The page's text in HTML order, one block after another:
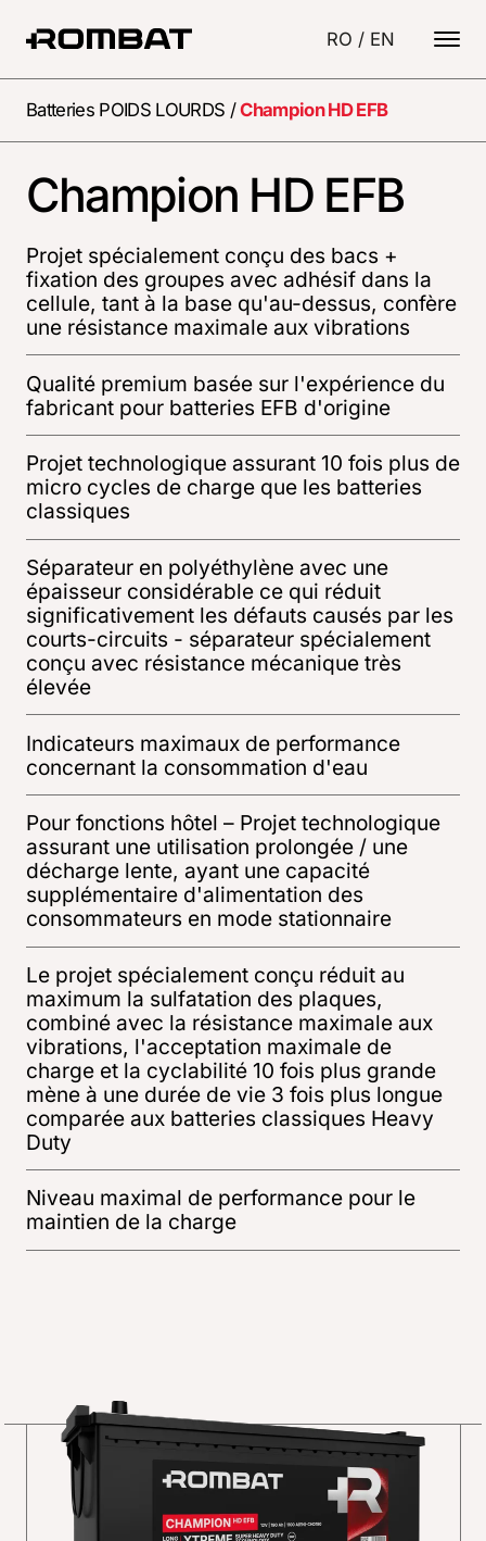
RO / EN
Batteries POIDS LOURDS /Champion HD EFB
Champion HD EFB
Projet spécialement conçu des bacs +
fixation des groupes avec adhésif dans la
cellule, tant à la base qu'au-dessus, confère
une résistance maximale aux vibrations
Qualité premium basée sur l'expérience du
fabricant pour batteries EFB d'origine
Projet technologique assurant 10 fois plus de
micro cycles de charge que les batteries
classiques
Séparateur en polyéthylène avec une
épaisseur considérable ce qui réduit
significativement les défauts causés par les
courts-circuits - séparateur spécialement
conçu avec résistance mécanique très
élevée
Indicateurs maximaux de performance
concernant la consommation d'eau
Pour fonctions hôtel – Projet technologique
assurant une utilisation prolongée / une
décharge lente, ayant une capacité
supplémentaire d'alimentation des
consommateurs en mode stationnaire
Le projet spécialement conçu réduit au
maximum la sulfatation des plaques,
combiné avec la résistance maximale aux
vibrations, l'acceptation maximale de
charge et la cyclabilité 10 fois plus grande
mène à une durée de vie 3 fois plus longue
comparée aux batteries classiques Heavy
Duty
Niveau maximal de performance pour le
maintien de la charge